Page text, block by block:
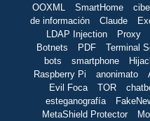
OOXML
SmartHome
de información
Claude
LDAP Injection
Proxy
Botnets
PDF Terminal
bots
smartphone
Raspberry Pi
anonimato
Evil Foca
TOR
esteganografía
MetaShield Protector